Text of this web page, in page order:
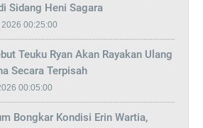
Sidang Heni Sagara
00:25:00
Teuku Ryan Akan Rayakan Ulang
Secara Terpisah
00:05:00
Bongkar Kondisi Erin Wartia,